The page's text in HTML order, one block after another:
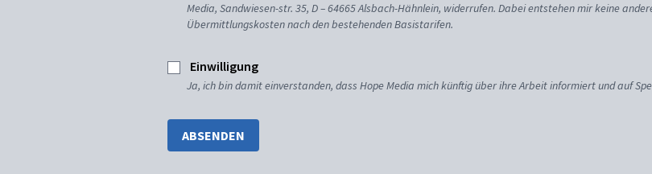
Media, Sandwiesen-str. 35, D – 64665 Alsbach-Hähnlein, widerrufen. Dabei entstehen mir keine
Übermittlungskosten nach den bestehenden Basistarifen.
Einwilligung
Ja, ich bin damit einverstanden, dass Hope Media mich künftig über ihre Arbeit informiert und auf
ABSENDEN